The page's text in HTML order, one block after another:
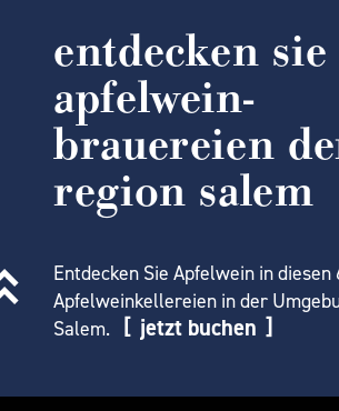
entdecken
apfelwein-
brauereien
region salem
Entdecken Sie Apfelwein in diesen
Apfelweinkellereien in der
Salem.
jetzt buchen